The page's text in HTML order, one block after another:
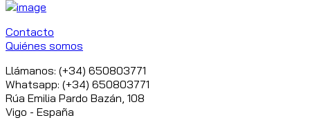
Contacto
Quiénes somos
Llámanos: (+34) 650803771
Whatsapp: (+34) 650803771
Rúa Emilia Pardo Bazán, 108
Vigo - España